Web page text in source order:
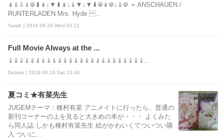
↡⇓⇩⇓⟱⬇↡↓▼⬇↡↓⇓▼↓▼⬇⟱↡⟱↓⇓⟱ ➛ ANSCHAUEN /
RUNTERLADEN Mrs. Hyde ...
Sarah | 2018.06.20 Wed 02:21
Full Movie Always at the ...
⇓⇓⇓⇓⇓⇓⇓⇓⇓⇓⇓⇓⇓⇓⇓⇓⇓⇓⇓⇓⇓⇓⇓⇓⇓...
Debbie | 2018.06.16 Sat 13:44
夏コミ★有菜先生
JUGEMテーマ：種村有菜 アニメイトに行ったら、普通の
新刊コーナーの上を見ると大きめの本が・・・ よくみた
ら同人誌 しかも種村有菜先生 絵がかわいくてついつい購
入 ついに...